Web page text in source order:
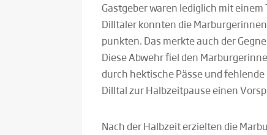
Gastgeber waren lediglich mit
Dilltaler konnten die
punkten. Das merkte auch der
Diese Abwehr fiel den
durch hektische Pässe und
Dilltal zur Halbzeitpause einen
Nach der Halbzeit erzielten die